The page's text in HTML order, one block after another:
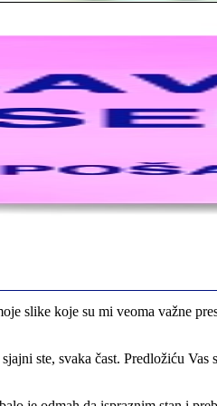
sve radnike u firmi jer su
vašoj firmi. Istog dana